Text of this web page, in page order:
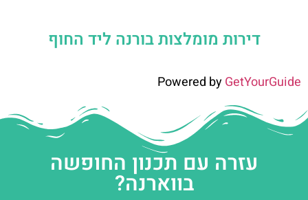
דירות מומלצות בורנה ליד החוף
Powered byGetYourGuide
עזרה עם תכנון החופשה
בווארנה?